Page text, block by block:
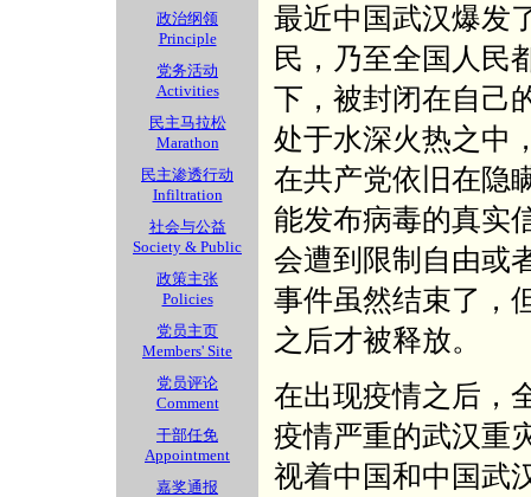
政治纲领
Principle
党务活动
Activities
民主马拉松
Marathon
民主渗透行动
Infiltration
社会与公益
Society & Public
政策主张
Policies
党员主页
Members' Site
党员评论
Comment
干部任免
Appointment
嘉奖通报
最近中国武汉爆发
民，乃至全国人民
下，被封闭在自己
处于水深火热之中
在共产党依旧在隐
能发布病毒的真实
会遭到限制自由或
事件虽然结束了，
之后才被释放。
在出现疫情之后，
疫情严重的武汉重
视着中国和中国武